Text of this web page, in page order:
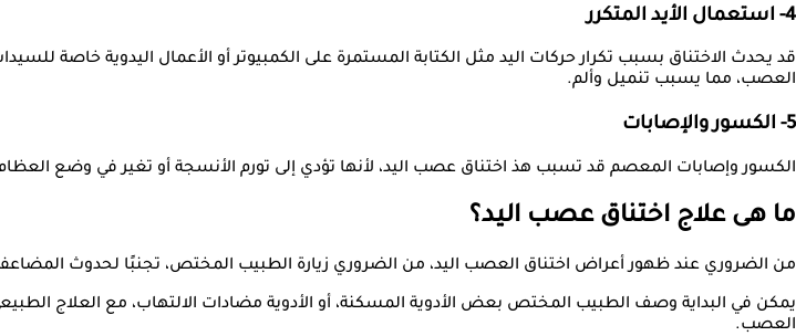
4- استعمال الأيد المتكرر
قد يحدث الاختناق بسبب تكرار حركات اليد مثل الكتابة المستمرة على الكمبيوتر أو الأعمال اليدوية خاصة
العصب، مما يسبب تنميل وألم.
5- الكسور والإصابات
الكسور وإصابات المعصم قد تسبب هذ اختناق عصب اليد، لأنها تؤدي إلى تورم الأنسجة أو تغير في وضع
ما هى علاج اختناق عصب اليد؟
من الضروري عند ظهور أعراض اختناق العصب اليد، من الضروري زيارة الطبيب المختص، تجنبًا لحدوث
يمكن في البداية وصف الطبيب المختص بعض الأدوية المسكنة، أو الأدوية مضادات الالتهاب، مع العلاج
العصب.